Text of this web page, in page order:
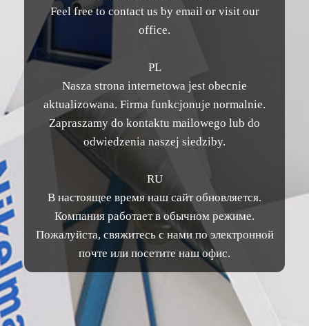
Feel free to contact us by email or visit our
office.
PL
Nasza strona internetowa jest obecnie
aktualizowana. Firma funkcjonuje normalnie.
Zapraszamy do kontaktu mailowego lub do
odwiedzenia naszej siedziby.
RU
В настоящее время наш сайт обновляется.
Компания работает в обычном режиме.
Пожалуйста, свяжитесь с нами по электронной